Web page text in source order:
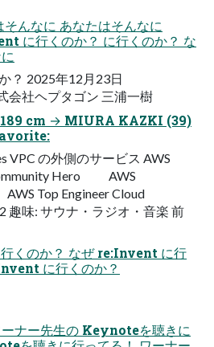
んなに あなたはそんなに
に行くのか？ に行くのか？ な
？ 2025年12月23日
会社ヘプタゴン 三浦一樹
cm → MIURA KAZKI (39)
VPC の外側のサービス AWS
Hero AWS
Top Engineer Cloud
趣味: サウナ・ラジオ・音楽 前
くのか？ なぜ re:Invent に行
に行くのか？
ーナー先生の Keynoteを聴きに